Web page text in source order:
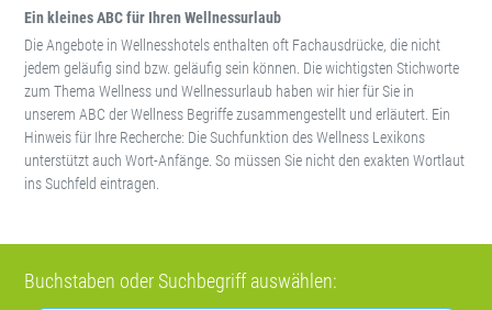
Ein kleines ABC für Ihren Wellnessurlaub
Die Angebote in Wellnesshotels enthalten oft Fachausdrücke, die nicht
jedem geläufig sind bzw. geläufig sein können. Die wichtigsten Stichworte
zum Thema Wellness und Wellnessurlaub haben wir hier für Sie in
unserem ABC der Wellness Begriffe zusammengestellt und erläutert. Ein
Hinweis für Ihre Recherche: Die Suchfunktion des Wellness Lexikons
unterstützt auch Wort-Anfänge. So müssen Sie nicht den exakten Wortlaut
ins Suchfeld eintragen.
Buchstaben oder Suchbegriff auswählen: